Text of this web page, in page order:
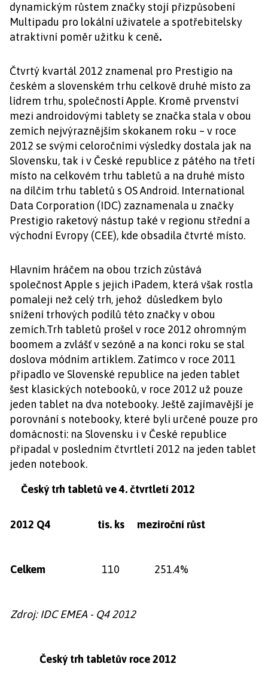
dynamickým růstem značky stojí přizpůsobení
Multipadu pro lokální uživatele a spotřebitelsky
atraktivní poměr užitku k ceně.
Čtvrtý kvartál 2012 znamenal pro Prestigio na
českém a slovenském trhu celkově druhé místo za
lídrem trhu, společností Apple. Kromě prvenství
mezi androidovými tablety se značka stala v obou
zemích nejvýraznějším skokanem roku – v roce
2012 se svými celoročními výsledky dostala jak na
Slovensku, tak i v České republice z pátého na třetí
místo na celkovém trhu tabletů a na druhé místo
na dílčím trhu tabletů s OS Android. International
Data Corporation (IDC) zaznamenala u značky
Prestigio raketový nástup také v regionu střední a
východní Evropy (CEE), kde obsadila čtvrté místo.
Hlavním hráčem na obou trzích zůstává
společnost Apple s jejich iPadem, která však rostla
pomaleji než celý trh, jehož důsledkem bylo
snížení trhových podílů této značky v obou
zemích.Trh tabletů prošel v roce 2012 ohromným
boomem a zvlášť v sezóně a na konci roku se stal
doslova módním artiklem. Zatímco v roce 2011
připadlo ve Slovenské republice na jeden tablet
šest klasických notebooků, v roce 2012 už pouze
jeden tablet na dva notebooky. Ještě zajímavější je
porovnání s notebooky, které byli určené pouze pro
domácnosti: na Slovensku i v České republice
připadal v posledním čtvrtletí 2012 na jeden tablet
jeden notebook.
Český trh tabletů ve 4. čtvrtletí 2012
2012 Q4 tis. ks meziroční růst
Celkem 110 251.4%
Zdroj: IDC EMEA - Q4 2012
Český trh tabletův roce 2012